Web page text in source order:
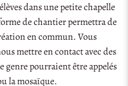
dans une petite chapelle
de chantier permettra de
en commun. Vous
mettre en contact avec des
genre pourraient être appelés
la mosaïque.